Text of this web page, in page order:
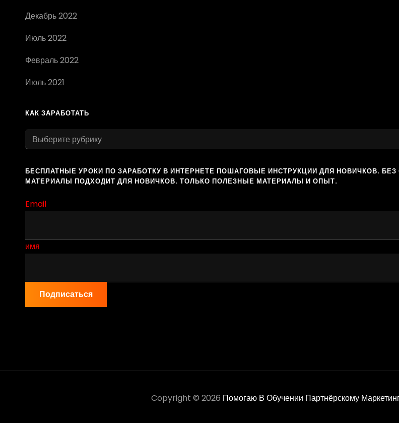
Декабрь 2022
Июль 2022
Февраль 2022
Июль 2021
КАК ЗАРАБОТАТЬ
как
заработать
БЕСПЛАТНЫЕ УРОКИ ПО ЗАРАБОТКУ В ИНТЕРНЕТЕ ПОШАГОВЫЕ ИНСТРУКЦИИ ДЛЯ НОВИЧКОВ.
МАТЕРИАЛЫ ПОДХОДИТ ДЛЯ НОВИЧКОВ. ТОЛЬКО ПОЛЕЗНЫЕ МАТЕРИАЛЫ И ОПЫТ.
Email
имя
Подписаться
Copyright © 2026 Помогаю В Обучении Партнёрскому